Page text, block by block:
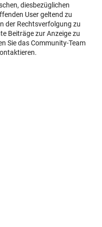
diesbezüglichen
User geltend zu
der Rechtsverfolgung zu
Beiträge zur Anzeige zu
Sie das Community-Team